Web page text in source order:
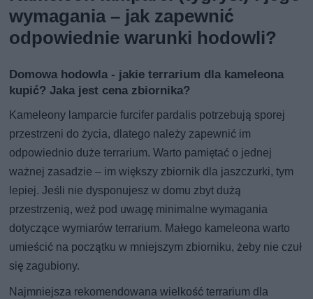
wymagania – jak zapewnić
odpowiednie warunki hodowli?
Domowa hodowla - jakie terrarium dla kameleona
kupić? Jaka jest cena zbiornika?
Kameleony lamparcie furcifer pardalis potrzebują sporej
przestrzeni do życia, dlatego należy zapewnić im
odpowiednio duże terrarium. Warto pamiętać o jednej
ważnej zasadzie – im większy zbiornik dla jaszczurki, tym
lepiej. Jeśli nie dysponujesz w domu zbyt dużą
przestrzenią, weź pod uwagę minimalne wymagania
dotyczące wymiarów terrarium. Małego kameleona warto
umieścić na początku w mniejszym zbiorniku, żeby nie czuł
się zagubiony.
Najmniejsza rekomendowana wielkość terrarium dla